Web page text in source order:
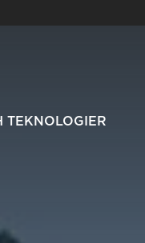
TEKNOLOGIER